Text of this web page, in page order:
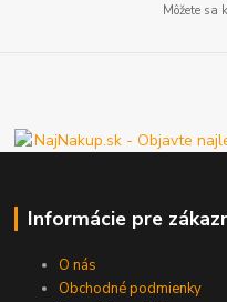
Môžete sa
Informácie pre
O nás
Obchodné podmienky